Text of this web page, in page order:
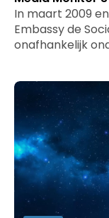
In maart 2009
Embassy de
onafhankelijk